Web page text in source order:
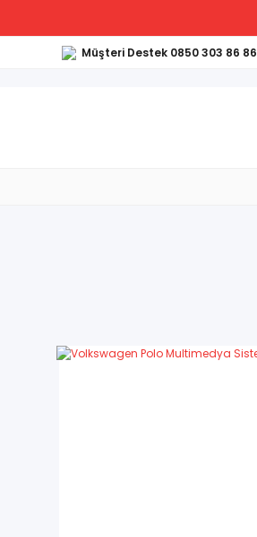
Müşteri Destek 0850 303 86 86